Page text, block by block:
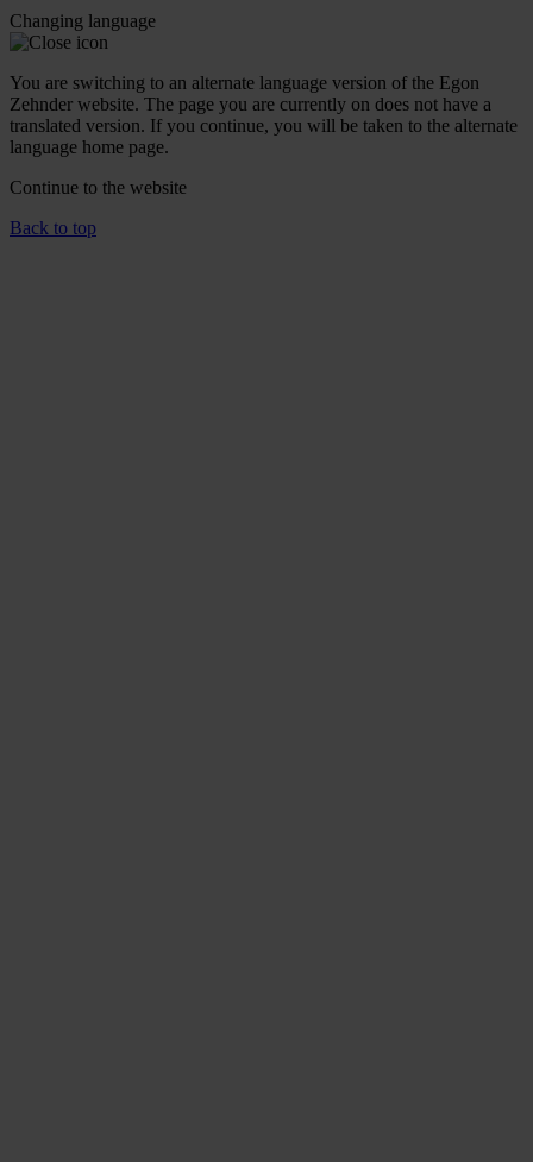
Changing language
You are switching to an alternate language version of the Egon
Zehnder website. The page you are currently on does not have a
translated version. If you continue, you will be taken to the alternate
language home page.
Continue to the website
Back to top